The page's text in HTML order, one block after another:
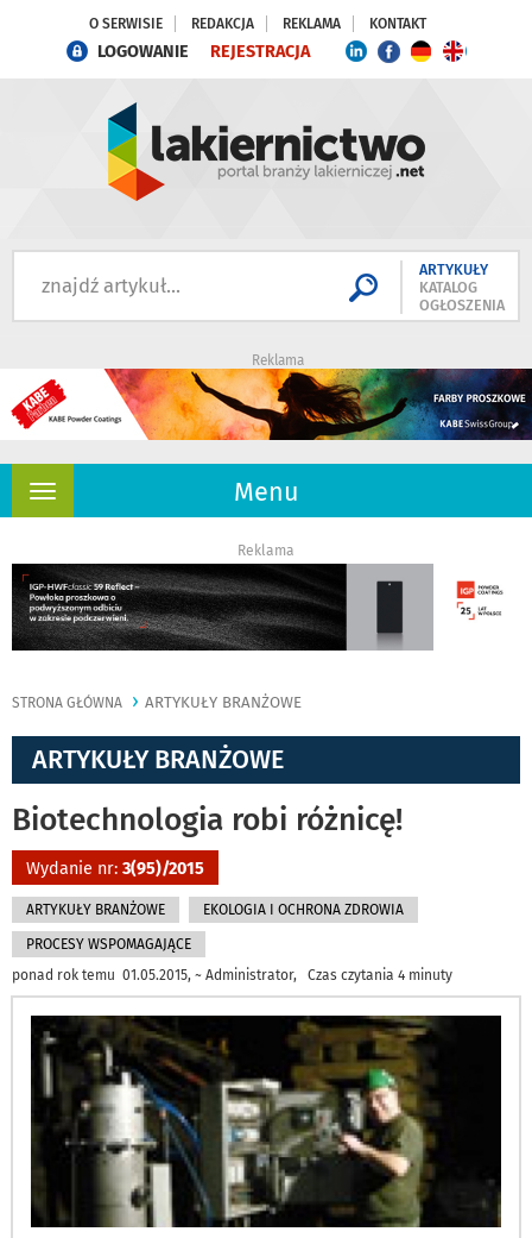
O SERWISIE REDAKCJA REKLAMA KONTAKT
LOGOWANIE REJESTRACJA
ARTYKUŁY
KATALOG
OGŁOSZENIA
Reklama
Menu
Rozwiń
Reklama
STRONA GŁÓWNA ARTYKUŁY BRANŻOWE
ARTYKUŁY BRANŻOWE
Biotechnologia robi różnicę!
Wydanie nr: 3(95)/2015
ARTYKUŁY BRANŻOWE EKOLOGIA I OCHRONA ZDROWIA
PROCESY WSPOMAGAJĄCE
ponad rok temu 01.05.2015, ~ Administrator, Czas czytania 4 minuty